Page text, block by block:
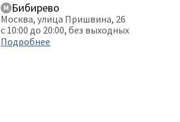
Бибирево
Москва, улица Пришвина, 26
с 10:00 до 20:00, без выходных
Подробнее